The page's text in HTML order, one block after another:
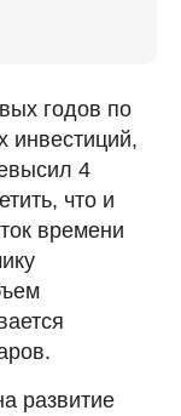
годов по
инвестиций,
4
что и
времени
развитие